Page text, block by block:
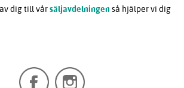
dig till vårsäljavdelningen så hjälper vi dig